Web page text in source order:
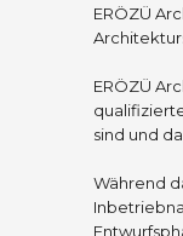
ERÖZÜ
ERÖZÜ
sind und
Während